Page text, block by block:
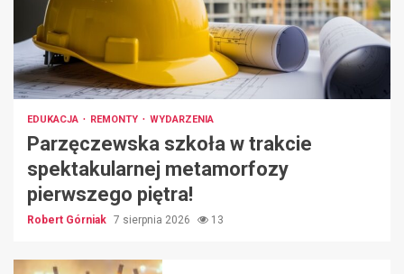
EDUKACJA REMONTY WYDARZENIA
Parzęczewska szkoła w trakcie
spektakularnej metamorfozy
pierwszego piętra!
Robert Górniak 7 sierpnia 2026 13